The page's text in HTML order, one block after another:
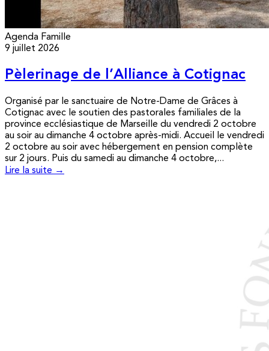
Agenda Famille
9 juillet 2026
Pèlerinage de l’Alliance à Cotignac
Organisé par le sanctuaire de Notre-Dame de Grâces à
Cotignac avec le soutien des pastorales familiales de la
province ecclésiastique de Marseille du vendredi 2 octobre
au soir au dimanche 4 octobre après-midi. Accueil le vendredi
2 octobre au soir avec hébergement en pension complète
sur 2 jours. Puis du samedi au dimanche 4 octobre,...
Lire la suite →